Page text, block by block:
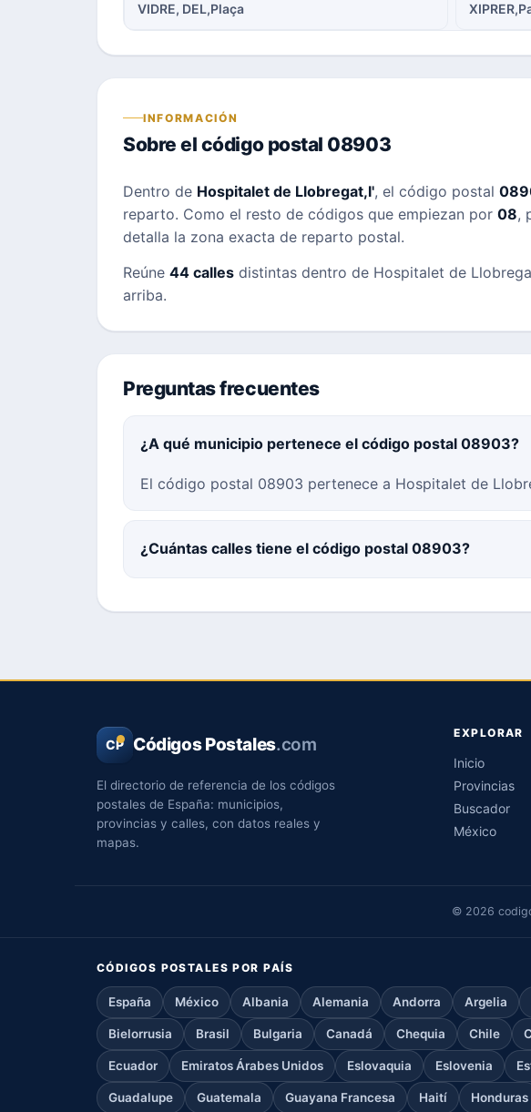
VIDRE, DEL,Plaça
INFORMACIÓN
Sobre el código postal 08903
Dentro de Hospitalet de Llobregat,l', el código postal
reparto. Como el resto de códigos que empiezan por 08,
detalla la zona exacta de reparto postal.
Reúne 44 calles distintas dentro de Hospitalet de
arriba.
Preguntas frecuentes
¿A qué municipio pertenece el código postal 08903?
El código postal 08903 pertenece a Hospitalet de
¿Cuántas calles tiene el código postal 08903?
CP Códigos Postales.com
El directorio de referencia de los códigos
postales de España: municipios,
provincias y calles, con datos reales y
mapas.
EXPLORAR
Inicio
Provincias
Buscador
México
© 2026
CÓDIGOS POSTALES POR PAÍS
España México Albania Alemania Andorra Argelia
Bielorrusia Brasil Bulgaria Canadá Chequia Chile
Ecuador Emiratos Árabes Unidos Eslovaquia Eslovenia
Guadalupe Guatemala Guayana Francesa Haití Honduras